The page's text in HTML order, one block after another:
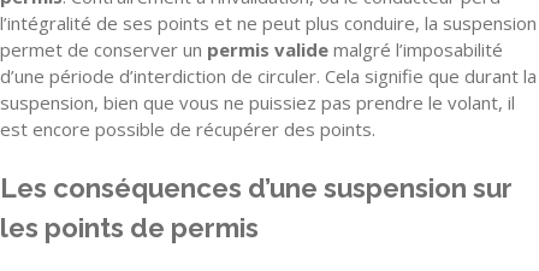
l’intégralité de ses points et ne peut plus conduire, la suspension
permet de conserver un permis valide malgré l’imposabilité
d’une période d’interdiction de circuler. Cela signifie que durant la
suspension, bien que vous ne puissiez pas prendre le volant, il
est encore possible de récupérer des points.
Les conséquences d’une suspension sur
les points de permis